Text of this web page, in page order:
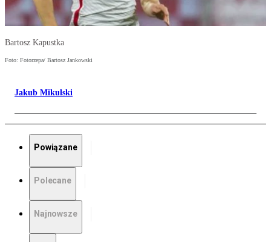
Bartosz Kapustka
Foto: Fotorzepa/ Bartosz Jankowski
Jakub Mikulski
Powiązane
Polecane
Najnowsze